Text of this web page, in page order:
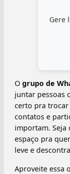
Gere
O grupo de
juntar pessoas
certo pra
contatos e
importam.
espaço pra
leve e
Aproveite essa